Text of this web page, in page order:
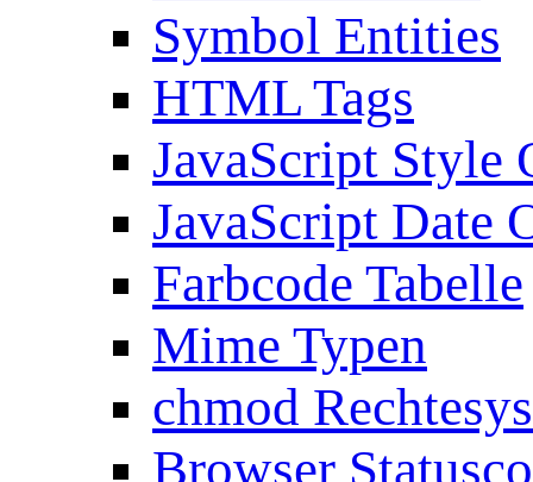
Symbol Entities
HTML Tags
JavaScript Style
JavaScript Date
Farbcode Tabelle
Mime Typen
chmod
Browser